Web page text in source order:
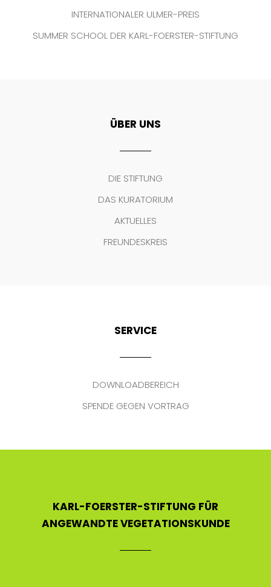
INTERNATIONALER ULMER-PREIS
SUMMER SCHOOL DER KARL-FOERSTER-STIFTUNG
ÜBER UNS
DIE STIFTUNG
DAS KURATORIUM
AKTUELLES
FREUNDESKREIS
SERVICE
DOWNLOADBEREICH
SPENDE GEGEN VORTRAG
KARL-FOERSTER-STIFTUNG FÜR
ANGEWANDTE VEGETATIONSKUNDE